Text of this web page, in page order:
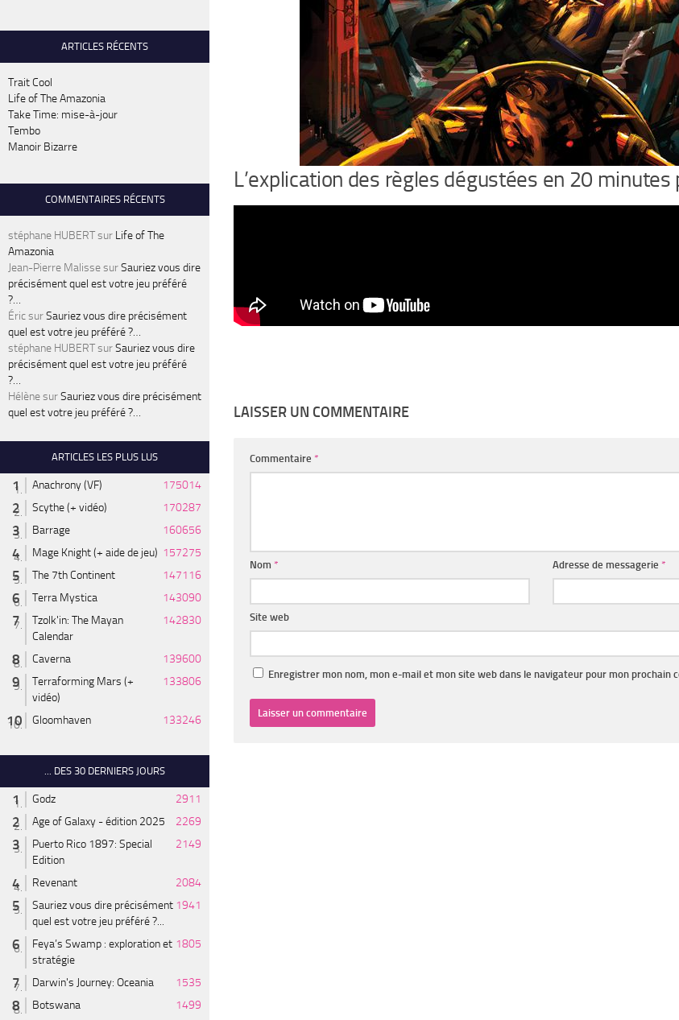
L’explication des règles dégustées en 20 minutes
LAISSER UN COMMENTAIRE
Commentaire *
Nom * Adresse de messagerie*
Site web
Enregistrer mon nom, mon e-mail et mon site web dans le navigateur pour mon prochain
ARTICLES RÉCENTS
Trait Cool
Life of The Amazonia
Take Time: mise-à-jour
Tembo
Manoir Bizarre
COMMENTAIRES RÉCENTS
stéphane HUBERTsur Life of The
Amazonia
Jean-Pierre MalissesurSauriez vous dire
précisément quel est votre jeu préféré
?…
ÉricsurSauriez vous dire précisément
quel est votre jeu préféré ?…
stéphane HUBERTsurSauriez vous dire
précisément quel est votre jeu préféré
?…
HélènesurSauriez vous dire précisément
quel est votre jeu préféré ?…
ARTICLES LES PLUS LUS
Anachrony (VF)
175014
Scythe (+ vidéo)
170287
Barrage
160656
Mage Knight (+ aide de jeu) 157275
The 7th Continent
147116
Terra Mystica
143090
Tzolk'in: The Mayan
Calendar
142830
Caverna
139600
Terraforming Mars (+
vidéo)
133806
Gloomhaven 133246
... DES 30 DERNIERS JOURS
Godz
2911
Age of Galaxy - édition 2025
2269
Puerto Rico 1897: Special
Edition
2149
Revenant
2084
Sauriez vous dire précisément
quel est votre jeu préféré ?...
1941
Feya’s Swamp : exploration et
stratégie
1805
Darwin's Journey: Oceania
1535
Botswana
1499